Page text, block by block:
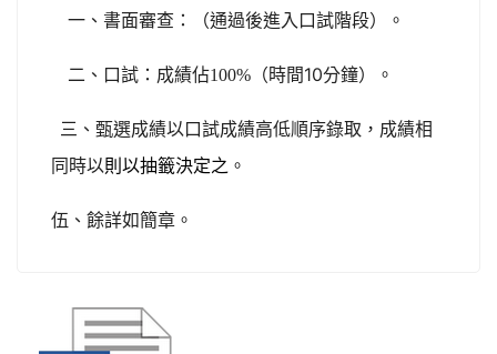
一、書面審查：（通過後進入口試階段） 。
二、口試：成績佔100% （時間10分鐘） 。
三、甄選成績以口試成績高低順序錄取，成績相
同時以則以抽籤決定之 。
伍、餘詳如簡章。